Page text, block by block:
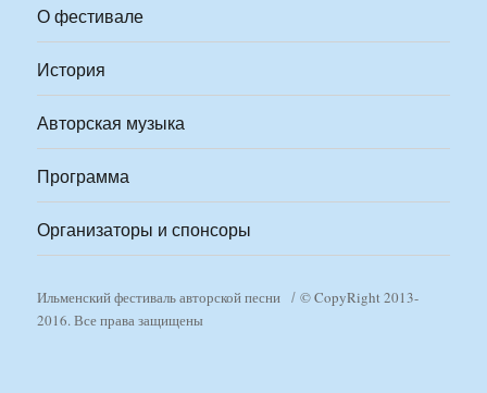
О фестивале
История
Авторская музыка
Программа
Организаторы и спонсоры
Ильменский фестиваль авторской песни
© CopyRight 2013-
2016. Все права защищены